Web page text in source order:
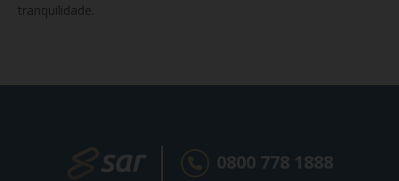
tranquilidade.
0800 778 1888